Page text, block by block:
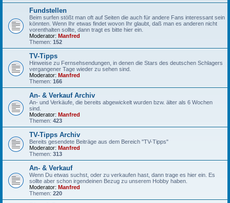
Fundstellen
Beim surfen stößt man oft auf Seiten die auch für andere Fans interessant sein
könnten. Wenn Ihr etwas findet wovon Ihr glaubt, daß man es anderen nicht
vorenthalten sollte, dann tragt es bitte hier ein.
Moderator: Manfred
Themen: 152
TV-Tipps
Hinweise zu Fernsehsendungen, in denen die Stars des deutschen Schlagers
vergangener Tage wieder zu sehen sind.
Moderator: Manfred
Themen: 166
An- & Verkauf Archiv
An- und Verkäufe, die bereits abgewickelt wurden bzw. älter als 6 Wochen
sind.
Moderator: Manfred
Themen: 423
TV-Tipps Archiv
Bereits gesendete Beiträge aus dem Bereich "TV-Tipps"
Moderator: Manfred
Themen: 313
An- & Verkauf
Wenn Du etwas suchst, oder zu verkaufen hast, dann trage es hier ein. Es
sollte aber schon irgendeinen Bezug zu unserem Hobby haben.
Moderator: Manfred
Themen: 220